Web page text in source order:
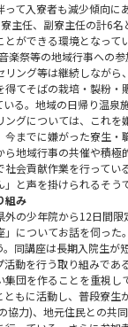
て入寮者も減少傾向に
主任、副寮主任の計6名
ができる環境となって
楽祭等の地域行事への
リング等は継続しながら
得てそばの栽培・製粉・
いる。地域の日帰り温泉
ングについては、これを
今までに嫌がった寮生・
ら地域行事の共催や積極
会貢献作業を行ってい
と声を掛けられるそう
組み
外の少年院から12日間
」についてお話を伺った
同講座は長期入院生が
動を行う取り組みであ
団を作ることを重視し
もに活動し、普段寮生
協力)、地元住民との共